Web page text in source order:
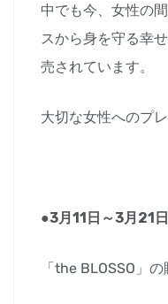
中でも今、女性の
スから身を守る幸
売されています。
大切な女性へのプ
●3月11日～3月21
「the BLOSSO」